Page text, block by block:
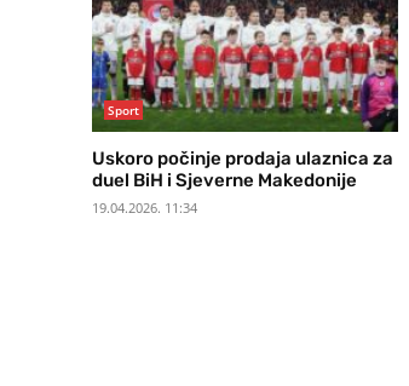
Sport
Uskoro počinje prodaja ulaznica za
duel BiH i Sjeverne Makedonije
19.04.2026. 11:34